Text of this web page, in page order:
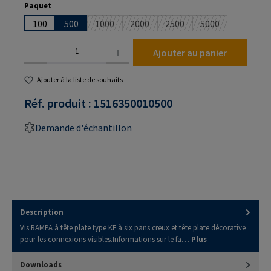
Sélectionnez
Paquet
100 500 1000(Cette option n'est pas disponible pour le
2000(Cette option n'est pas disponible
2500(Cette option n'est pas
5000(Cette option
Ajouter au panier
Ajouter à la liste de souhaits
Réf. produit : 1516350010500
Demande d'échantillon
Description
Vis RAMPA à tête plate type KF à six pans creux et tête plate décorative
pour les connexions visibles.Informations sur le fa… Plus
Downloads